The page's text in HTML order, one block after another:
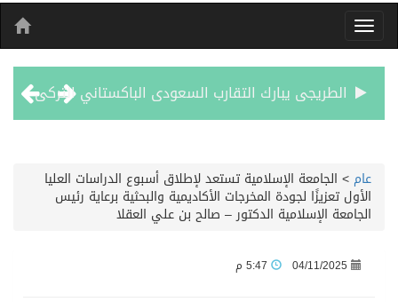
الطريجى يبارك التقارب السعودى الباكستاني التركى
عام > الجامعة الإسلامية تستعد لإطلاق أسبوع الدراسات العليا
الأول تعزيزًا لجودة المخرجات الأكاديمية والبحثية برعاية رئيس
الجامعة الإسلامية الدكتور – صالح بن علي العقلا
04/11/2025